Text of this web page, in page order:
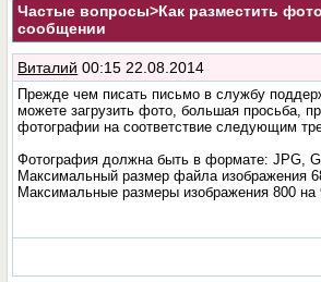
Частые вопросы>Как разместить
сообщении
Виталий 00:15 22.08.2014
Прежде чем писать письмо в службу
можете загрузить фото, большая просьба,
фотографии на соответствие следующим
Фотография должна быть в формате: JPG,
Максимальный размер файла изображения
Максимальные размеры изображения 800 на